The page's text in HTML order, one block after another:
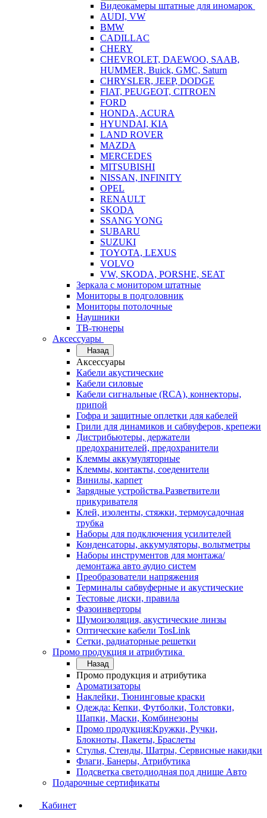
Видеокамеры штатные для иномарок
AUDI, VW
BMW
CADILLAC
CHERY
CHEVROLET, DAEWOO, SAAB,
HUMMER, Buick, GMC, Saturn
CHRYSLER, JEEP, DODGE
FIAT, PEUGEOT, CITROEN
FORD
HONDA, ACURA
HYUNDAI, KIA
LAND ROVER
MAZDA
MERCEDES
MITSUBISHI
NISSAN, INFINITY
OPEL
RENAULT
SKODA
SSANG YONG
SUBARU
SUZUKI
TOYOTA, LEXUS
VOLVO
VW, SKODA, PORSHE, SEAT
Зеркала с монитором штатные
Мониторы в подголовник
Мониторы потолочные
Наушники
ТВ-тюнеры
Аксессуары
Назад
Аксессуары
Кабели акустические
Кабели силовые
Кабели сигнальные (RCA), коннекторы,
припой
Гофра и защитные оплетки для кабелей
Грили для динамиков и сабвуферов, крепежи
Дистрибьютеры, держатели
предохранителей, предохранители
Клеммы аккумуляторные
Клеммы, контакты, соеденители
Винилы, карпет
Зарядные устройства.Разветвители
прикуривателя
Клей, изоленты, стяжки, термоусадочная
трубка
Наборы для подключения усилителей
Конденсаторы, аккумуляторы, вольтметры
Наборы инструментов для монтажа/
демонтажа авто аудио систем
Преобразователи напряжения
Терминалы сабвуферные и акустические
Тестовые диски, правила
Фазоинверторы
Шумоизоляция, акустические линзы
Оптические кабели TosLink
Сетки, радиаторные решетки
Промо продукция и атрибутика
Назад
Промо продукция и атрибутика
Ароматизаторы
Наклейки, Тюнинговые краски
Одежда: Кепки, Футболки, Толстовки,
Шапки, Маски, Комбинезоны
Промо продукция:Кружки, Ручки,
Блокноты, Пакеты, Браслеты
Стулья, Стенды, Шатры, Сервисные накидки
Флаги, Банеры, Атрибутика
Подсветка светодиодная под днище Авто
Подарочные сертификаты
Кабинет